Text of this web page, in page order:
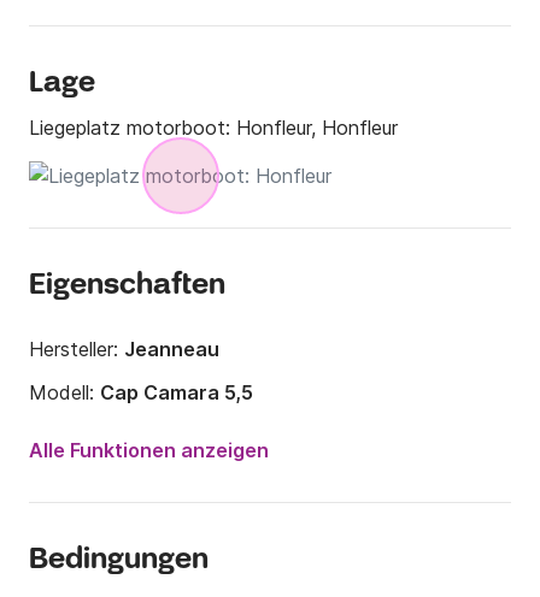
Lage
Liegeplatz motorboot: Honfleur, Honfleur
Eigenschaften
Hersteller: Jeanneau
Modell: Cap Camara 5,5
Anzahl Plätze an Bord:
Alle Funktionen anzeigen
Bedingungen